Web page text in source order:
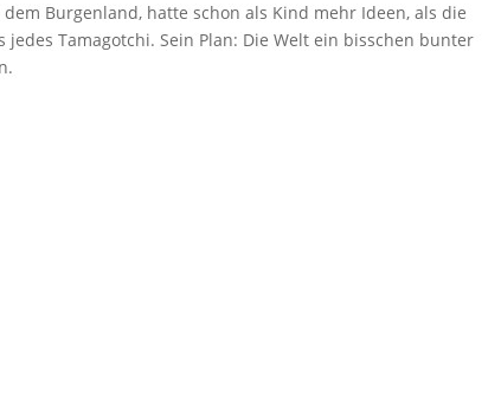
Burgenland, hatte schon als Kind mehr Ideen, als die
Tamagotchi. Sein Plan: Die Welt ein bisschen bunter